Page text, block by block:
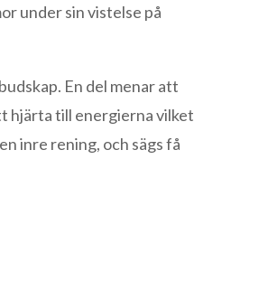
under sin vistelse på
En del menar att
hjärta till energierna vilket
inre rening, och sägs få